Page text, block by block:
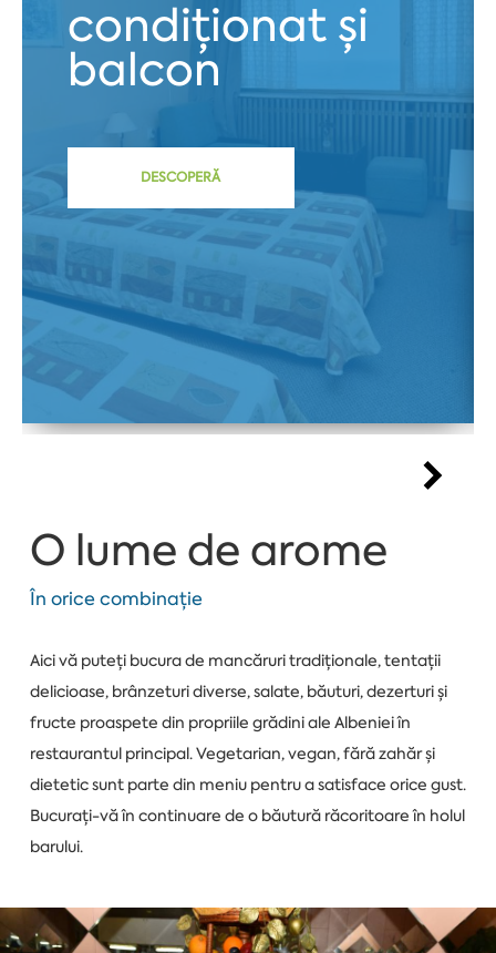
condiționat și
balcon
DESCOPERĂ
O lume de arome
În orice combinație
Aici vă puteți bucura de mancăruri tradiționale, tentații
delicioase, brânzeturi diverse, salate, băuturi, dezerturi și
fructe proaspete din propriile grădini ale Albeniei în
restaurantul principal. Vegetarian, vegan, fără zahăr și
dietetic sunt parte din meniu pentru a satisface orice gust.
Bucurați-vă în continuare de o băutură răcoritoare în holul
barului.